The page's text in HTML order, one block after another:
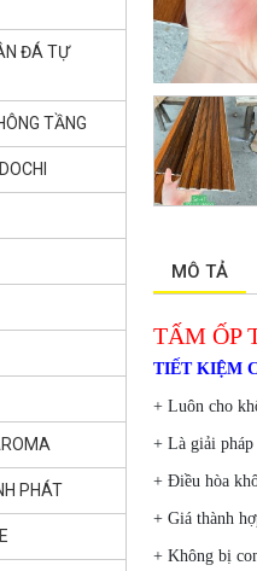
MÔ TẢ
TẤM ỐP
TIẾT KIỆM
+ Luôn cho
+ Là giải pháp
+ Điều hòa
+ Giá thành
+ Không bị
ĐÁ TỰ
TẦNG
PHÁT